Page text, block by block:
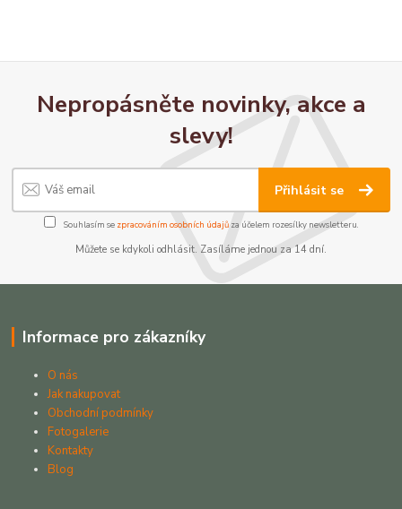
Nepropásněte novinky, akce a
slevy!
Přihlásit se
Souhlasím se zpracováním osobních údajůza účelem rozesílky newsletteru.
Můžete se kdykoli odhlásit. Zasíláme jednou za 14 dní.
Informace pro zákazníky
O nás
Jak nakupovat
Obchodní podmínky
Fotogalerie
Kontakty
Blog